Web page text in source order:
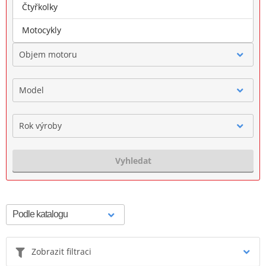
Značka
Objem motoru
Model
Rok výroby
Vyhledat
Zobrazit filtraci
Čtyřkolky
Motocykly